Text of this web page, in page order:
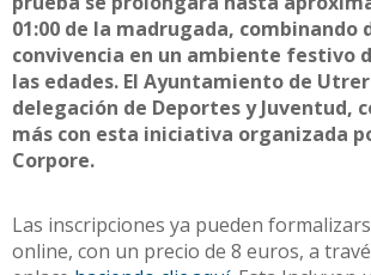
01:00 de la madrugada, combinando
convivencia en un ambiente festivo
las edades. El Ayuntamiento de
delegación de Deportes y Juventud,
más con esta iniciativa organizada
Corpore.
Las inscripciones ya pueden
online, con un precio de 8 euros, a